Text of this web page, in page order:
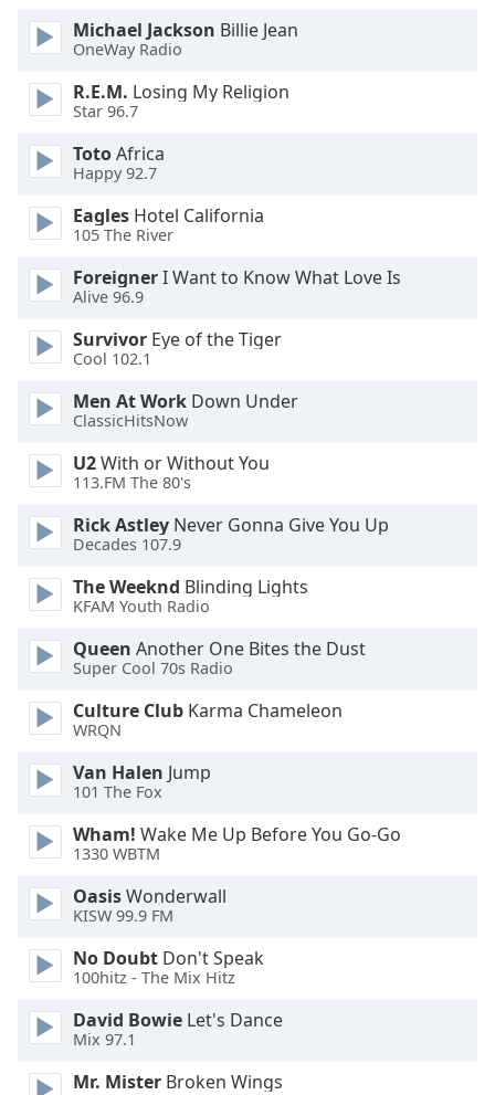
modal
window.
Beginning
dialog
window.
Escape
and
close
window.
Text
Color
Opacity
Text
Background
Color
Opacity
Caption
Background
Color
Size
Text
Edge
Style
Michael Jackson Billie Jean
OneWay Radio
R.E.M. Losing My Religion
Star 96.7
TotoAfrica
Happy 92.7
Eagles Hotel California
105 The River
ForeignerI Want to Know What Love Is
Alive 96.9
Survivor Eye of the Tiger
Cool 102.1
Men At Work Down Under
ClassicHitsNow
U2With or Without You
113.FM The 80's
Rick Astley Never Gonna Give You Up
Decades 107.9
The Weeknd Blinding Lights
KFAM Youth Radio
Queen Another One Bites the Dust
Super Cool 70s Radio
Culture Club Karma Chameleon
WRQN
Van Halen Jump
101 The Fox
Wham! Wake Me Up Before You Go-Go
1330 WBTM
OasisWonderwall
KISW 99.9 FM
No Doubt Don't Speak
100hitz - The Mix Hitz
David Bowie Let's Dance
Mix 97.1
Mr. Mister Broken Wings